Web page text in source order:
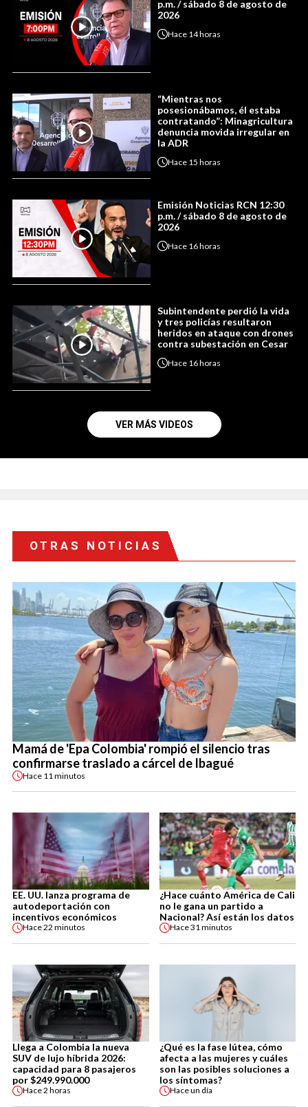
p.m. / sábado 8 de agosto de
2026
Hace 14 horas
“Mientras nos
posesionábamos, él estaba
contratando”: Minagricultura
denuncia movida irregular en
la ADR
Hace 15 horas
Emisión Noticias RCN 12:30
p.m. / sábado 8 de agosto de
2026
Hace 16 horas
Subintendente perdió la vida
y tres policías resultaron
heridos en ataque con drones
contra subestación en Cesar
Hace 16 horas
VER MÁS VIDEOS
OTRAS NOTICIAS
Mamá de 'Epa Colombia' rompió el silencio tras
confirmarse traslado a cárcel de Ibagué
Hace 11 minutos
EE. UU. lanza programa de
autodeportación con
incentivos económicos
Hace22 minutos
¿Hace cuánto América de Cali
no le gana un partido a
Nacional? Así están los datos
Hace31 minutos
Llega a Colombia la nueva
SUV de lujo híbrida 2026:
capacidad para 8 pasajeros
por $249.990.000
Hace2 horas
¿Qué es la fase lútea, cómo
afecta a las mujeres y cuáles
son las posibles soluciones a
los síntomas?
Haceun día